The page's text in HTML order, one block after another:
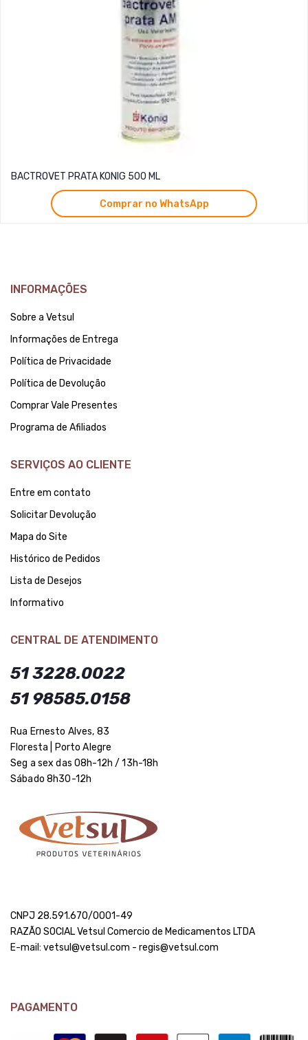
BACTROVET PRATA KONIG 500 ML
Comprar no WhatsApp
INFORMAÇÕES
Sobre a Vetsul
Informações de Entrega
Política de Privacidade
Política de Devolução
Comprar Vale Presentes
Programa de Afiliados
SERVIÇOS AO CLIENTE
Entre em contato
Solicitar Devolução
Mapa do Site
Histórico de Pedidos
Lista de Desejos
Informativo
CENTRAL DE ATENDIMENTO
51 3228.0022
51 98585.0158
Rua Ernesto Alves, 83
Floresta | Porto Alegre
Seg a sex das 08h-12h / 13h-18h
Sábado 8h30-12h
CNPJ 28.591.670/0001-49
RAZÃO SOCIAL Vetsul Comercio de Medicamentos LTDA
E-mail: vetsul@vetsul.com - regis@vetsul.com
PAGAMENTO